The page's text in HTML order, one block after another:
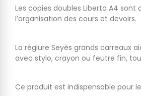
Les copies doubles Liberta A4
l’organisation des cours et devoirs.
La réglure Seyès grands carreaux
avec stylo, crayon ou feutre fin,
Ce produit est indispensable pour